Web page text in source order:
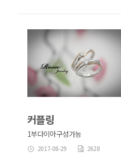
커플링
1부다이아구성가능
2017-08-29 2628